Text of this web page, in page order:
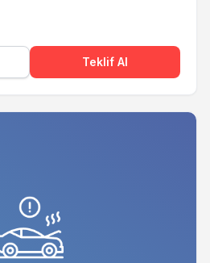
Teklif Al